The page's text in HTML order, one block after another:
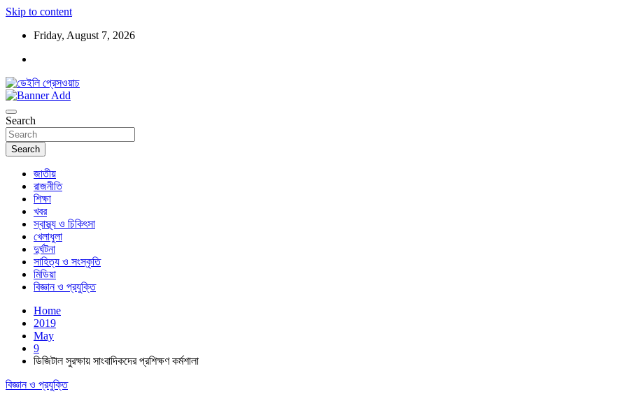
Skip to content
Friday, August 7, 2026
ডেইলি প্রেসওয়াচ
Search
Search
জাতীয়
রাজনীতি
শিক্ষা
খবর
স্বাস্থ্য ও চিকিৎসা
খেলাধুলা
দুর্ঘটনা
সাহিত্য ও সংস্কৃতি
মিডিয়া
বিজ্ঞান ও প্রযুক্তি
Home
2019
May
9
ডিজিটাল সুরক্ষায় সাংবাদিকদের প্রশিক্ষণ কর্মশালা
বিজ্ঞান ও প্রযুক্তি